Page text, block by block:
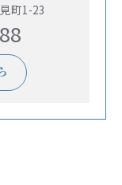
町1-23